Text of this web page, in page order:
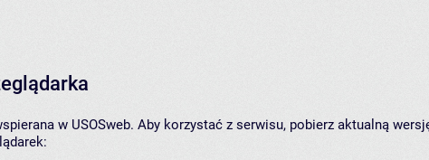
w USOSweb. Aby korzystać z serwisu, pobierz aktualną